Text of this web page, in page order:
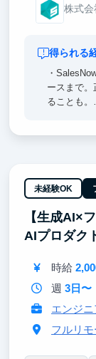
株式
得られる
・
ースまで
ることも。
握。
・完全フル
ムなし、出
参加可能。
・「量」
未経験OK
【生成AI×
AIプロダク
時給
週 3日〜
エンジニ
フルリモ